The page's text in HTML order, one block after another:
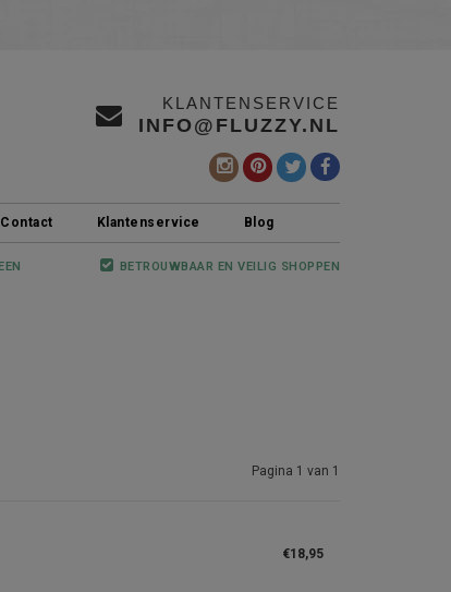
KLANTENSERVICE
INFO@FLUZZY.NL
Contact Klantenservice Blog
BETROUWBAAR EN VEILIG SHOPPEN
Pagina 1 van 1
€18,95